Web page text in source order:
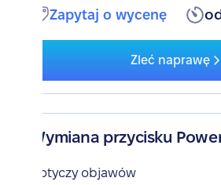
Zapytaj o wycenę
Zleć naprawę
Wymiana przycisku
Dotyczy objawów